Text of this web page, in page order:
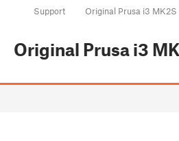
Support Original Prusa i3 MK2S
Original Prusa i3